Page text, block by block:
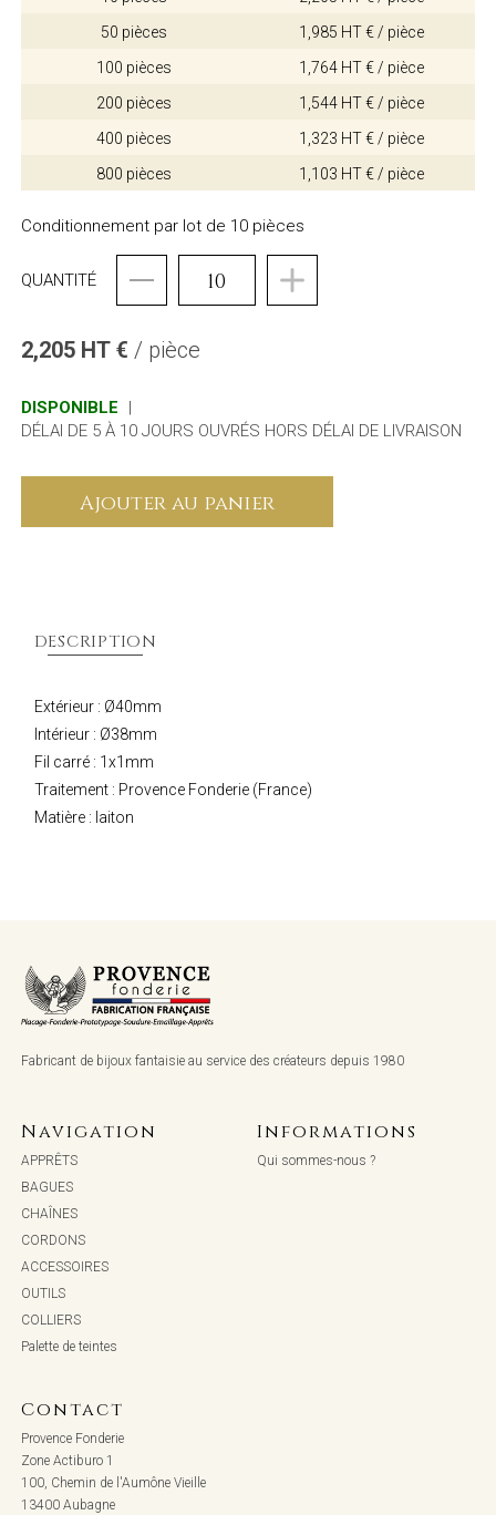
50 pièces
1,985 HT € / pièce
100 pièces
1,764 HT € / pièce
200 pièces
1,544 HT € / pièce
400 pièces
1,323 HT € / pièce
800 pièces
1,103 HT € / pièce
Conditionnement par lot de 10 pièces
QUANTITÉ
2,205 HT € / pièce
DISPONIBLE
|
DÉLAI DE 5 À 10 JOURS OUVRÉS HORS DÉLAI DE LIVRAISON
Ajouter au panier
DESCRIPTION
Extérieur : Ø40mm
Intérieur : Ø38mm
Fil carré : 1x1mm
Traitement : Provence Fonderie (France)
Matière : laiton
Fabricant de bijoux fantaisie au service des créateurs depuis 1980
Navigation
APPRÊTS
BAGUES
CHAÎNES
CORDONS
ACCESSOIRES
OUTILS
COLLIERS
Palette de teintes
Informations
Qui sommes-nous ?
Contact
Provence Fonderie
Zone Actiburo 1
100, Chemin de l'Aumône Vieille
13400 Aubagne